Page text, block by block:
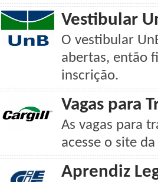
Vestibular
O vestibular
abertas, então
inscrição.
Vagas para
As vagas para
acesse o site
Aprendiz